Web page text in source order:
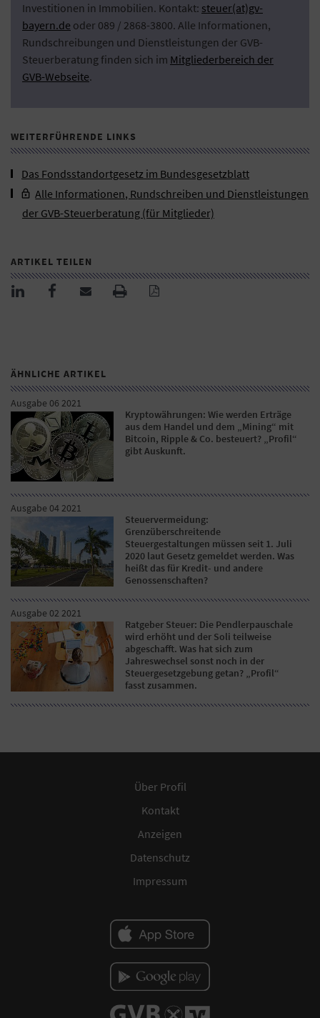
Investitionen in Immobilien. Kontakt: steuer(at)gv-
bayern.de oder 089 / 2868-3800. Alle Informationen,
Rundschreibungen und Dienstleistungen der GVB-
Steuerberatung finden sich im Mitgliederbereich der
GVB-Webseite.
WEITERFÜHRENDE LINKS
Das Fondsstandortgesetz im Bundesgesetzblatt
Alle Informationen, Rundschreiben und Dienstleistungen
der GVB-Steuerberatung (für Mitglieder)
ARTIKEL TEILEN
ÄHNLICHE ARTIKEL
Ausgabe 06 2021
Kryptowährungen: Wie werden Erträge
aus dem Handel und dem „Mining“ mit
Bitcoin, Ripple & Co. besteuert? „Profil“
gibt Auskunft.
Ausgabe 04 2021
Steuervermeidung:
Grenzüberschreitende
Steuergestaltungen müssen seit 1. Juli
2020 laut Gesetz gemeldet werden. Was
heißt das für Kredit- und andere
Genossenschaften?
Ausgabe 02 2021
Ratgeber Steuer: Die Pendlerpauschale
wird erhöht und der Soli teilweise
abgeschafft. Was hat sich zum
Jahreswechsel sonst noch in der
Steuergesetzgebung getan? „Profil“
fasst zusammen.
Über Profil
Kontakt
Anzeigen
Datenschutz
Impressum